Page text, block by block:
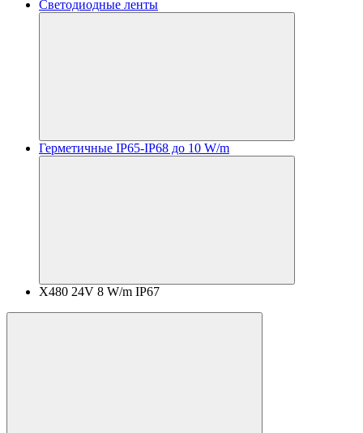
Светодиодные ленты
Герметичные IP65-IP68 до 10 W/m
X480 24V 8 W/m IP67